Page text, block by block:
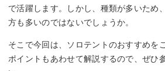
で活躍します。しかし、種類が多いため
方も多いのではないでしょうか。
そこで今回は、ソロテントのおすすめを
ポイントもあわせて解説するので、ぜひ